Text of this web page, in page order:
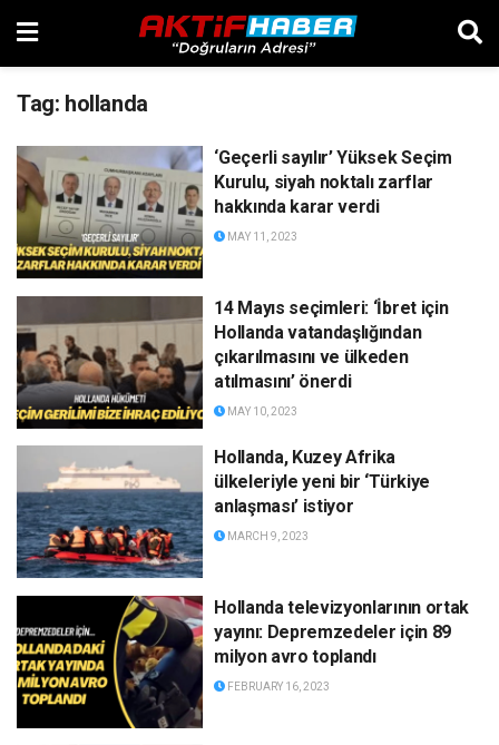
Tag: hollanda
‘Geçerli sayılır’ Yüksek Seçim
Kurulu, siyah noktalı zarflar
hakkında karar verdi
MAY 11, 2023
14 Mayıs seçimleri: ‘İbret için
Hollanda vatandaşlığından
çıkarılmasını ve ülkeden
atılmasını’ önerdi
MAY 10, 2023
Hollanda, Kuzey Afrika
ülkeleriyle yeni bir ‘Türkiye
anlaşması’ istiyor
MARCH 9, 2023
Hollanda televizyonlarının ortak
yayını: Depremzedeler için 89
milyon avro toplandı
FEBRUARY 16, 2023